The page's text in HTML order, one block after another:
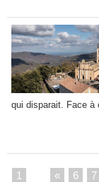
qui disparait. Face à
1 « 6 7